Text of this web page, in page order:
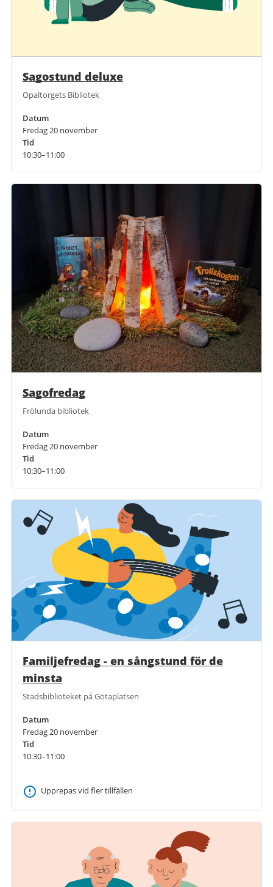
Sagostund deluxe
Opaltorgets Bibliotek
Datum
Fredag 20 november
Tid
10:30–11:00
Sagofredag
Frölunda bibliotek
Datum
Fredag 20 november
Tid
10:30–11:00
Familjefredag - en sångstund för de
minsta
Stadsbiblioteket på Götaplatsen
Datum
Fredag 20 november
Tid
10:30–11:00
Upprepas vid fler tillfällen